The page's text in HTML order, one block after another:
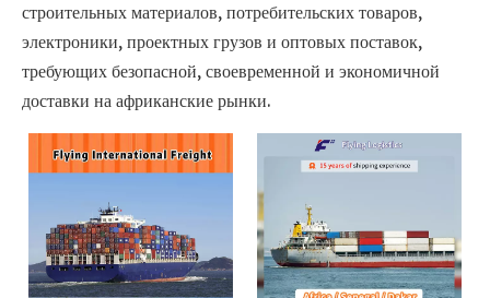
строительных материалов, потребительских товаров,
электроники, проектных грузов и оптовых поставок,
требующих безопасной, своевременной и экономичной
доставки на африканские рынки.